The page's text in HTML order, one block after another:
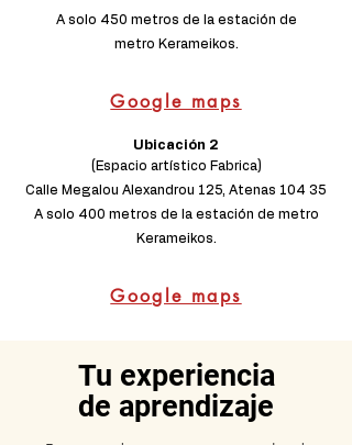
A solo 450 metros de la estación de
metro Kerameikos.
Google maps
Ubicación 2
(Espacio artístico Fabrica)
Calle Megalou Alexandrou 125, Atenas 104 35
A solo 400 metros de la estación de metro
Kerameikos.
Google maps
Tu experiencia
de aprendizaje